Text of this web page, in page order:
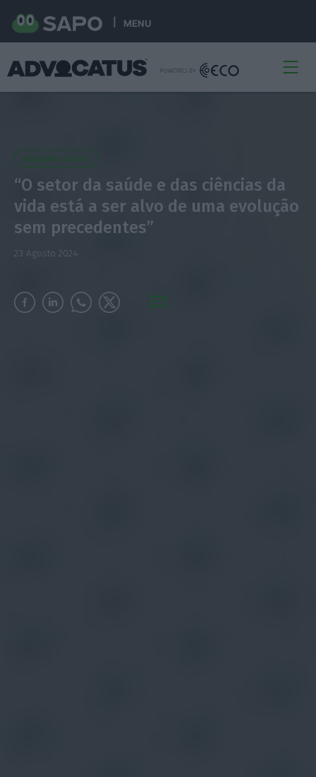
MENU
Advogado do mês
“O setor da saúde e das ciências da
vida está a ser alvo de uma evolução
sem precedentes”
23 Agosto 2024